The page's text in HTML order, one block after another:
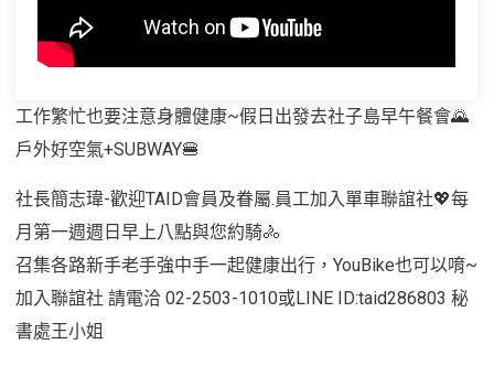
工作繁忙也要注意身體健康~假日出發去社子島早午餐會🌄
戶外好空氣+SUBWAY🍔
社長簡志瑋-歡迎TAID會員及眷屬.員工加入單車聯誼社💖每
月第一週週日早上八點與您約騎🚴
召集各路新手老手強中手一起健康出行，YouBike也可以唷~
加入聯誼社 請電洽 02-2503-1010或LINE ID:taid286803 秘
書處王小姐